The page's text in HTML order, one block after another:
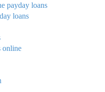
payday loans
loans
online